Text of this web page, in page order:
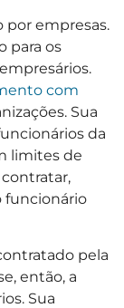
por empresas.
para os
com
Sua
da
limites de
funcionário
pela
então, a
Sua